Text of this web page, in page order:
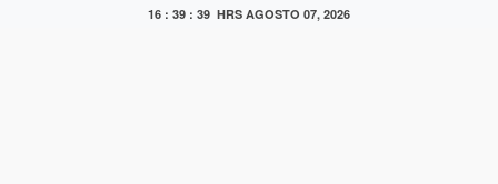
16 : 39 : 40 HRS AGOSTO 07, 2026